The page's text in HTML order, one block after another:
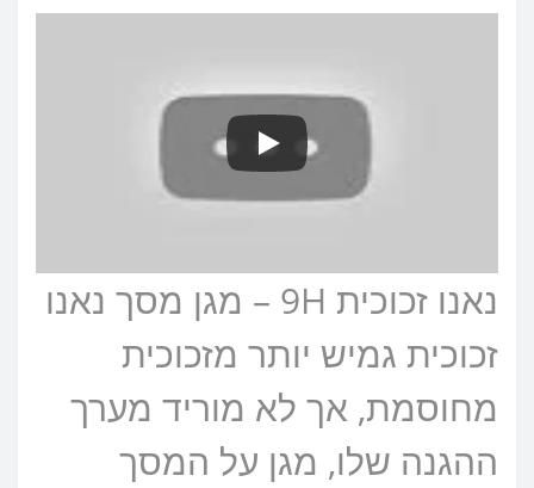
נאנו זכוכית 9H – מגן מסך נאנו
זכוכית גמיש יותר מזכוכית
מחוסמת, אך לא מוריד מערך
ההגנה שלו, מגן על המסך